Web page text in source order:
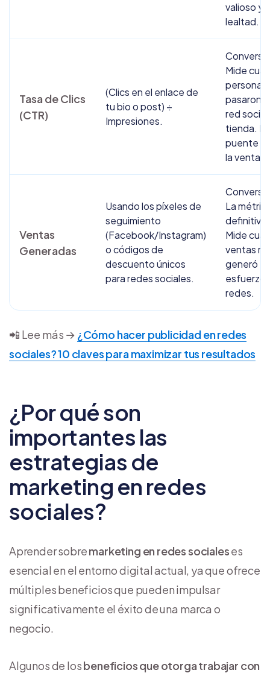
valioso y
lealtad.
Tasa de Clics
(CTR)
(Clics en el enlace de
tu bio o post) ÷
Impresiones.
Mide
personas
pasaron
red social
tienda.
puente
la venta.
Ventas
Generadas
Usando los píxeles de
seguimiento
(Facebook/Instagram)
o códigos de
descuento únicos
para redes sociales.
La
definitiva.
Mide
ventas
generó tu
esfuerzo
redes.
📲 Lee más → ¿Cómo hacer publicidad en redes
sociales? 10 claves para maximizar tus resultados
¿Por qué son
importantes las
estrategias de
marketing en redes
sociales?
Aprender sobremarketing en redes socialeses
esencial en el entorno digital actual, ya que ofrece
múltiples beneficios que pueden impulsar
significativamente el éxito de una marca o
negocio.
Algunos de losbeneficios que otorga trabajar con